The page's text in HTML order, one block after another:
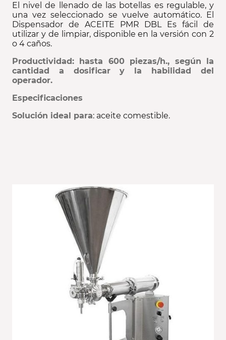
El nivel de llenado de las botellas es regulable, y
una vez seleccionado se vuelve automático. El
Dispensador de ACEITE PMR DBL Es fácil de
utilizar y de limpiar, disponible en la versión con 2
o 4 caños.
Productividad: hasta 600 piezas/h., según la
cantidad a dosificar y la habilidad del
operador.
Especificaciones
Solución ideal para: aceite comestible.